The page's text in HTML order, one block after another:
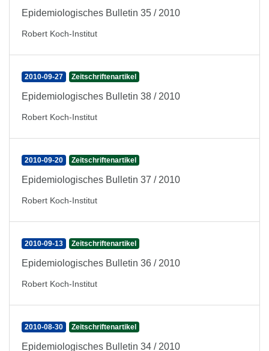
Epidemiologisches Bulletin 35 / 2010
Robert Koch-Institut
2010-09-27 Zeitschriftenartikel
Epidemiologisches Bulletin 38 / 2010
Robert Koch-Institut
2010-09-20 Zeitschriftenartikel
Epidemiologisches Bulletin 37 / 2010
Robert Koch-Institut
2010-09-13 Zeitschriftenartikel
Epidemiologisches Bulletin 36 / 2010
Robert Koch-Institut
2010-08-30 Zeitschriftenartikel
Epidemiologisches Bulletin 34 / 2010